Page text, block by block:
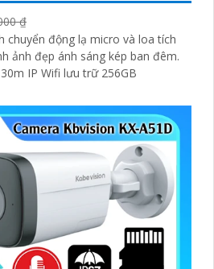
₫
chuyển động lạ micro và loa tích
ảnh đẹp ánh sáng kép ban đêm.
IP Wifi lưu trữ 256GB